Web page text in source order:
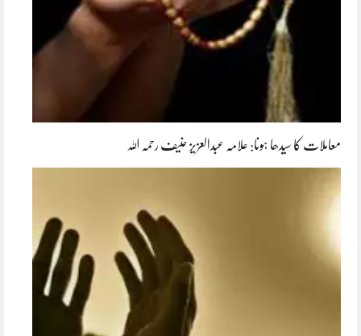
معاملات کا سیدھا ہونا: علامہ عبدالعزیز حنیف رحمہ اللہ